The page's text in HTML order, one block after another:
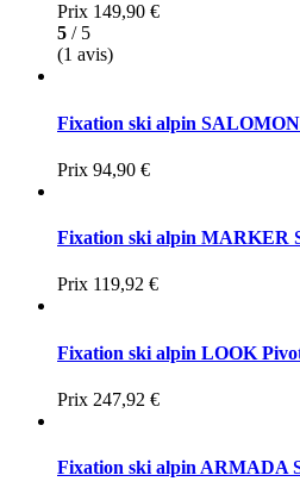
Prix 149,90 €
5 / 5
(1 avis)
Fixation ski alpin
Prix 94,90 €
Fixation ski alpin MARKER
Prix 119,92 €
Fixation ski alpin LOOK
Prix 247,92 €
Fixation ski alpin ARMADA